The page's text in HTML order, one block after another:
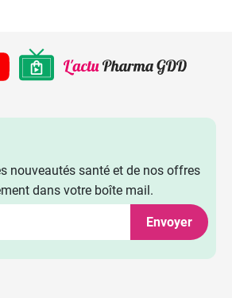
nouveautés santé et de nos offres
dans votre boîte mail.
Envoyer